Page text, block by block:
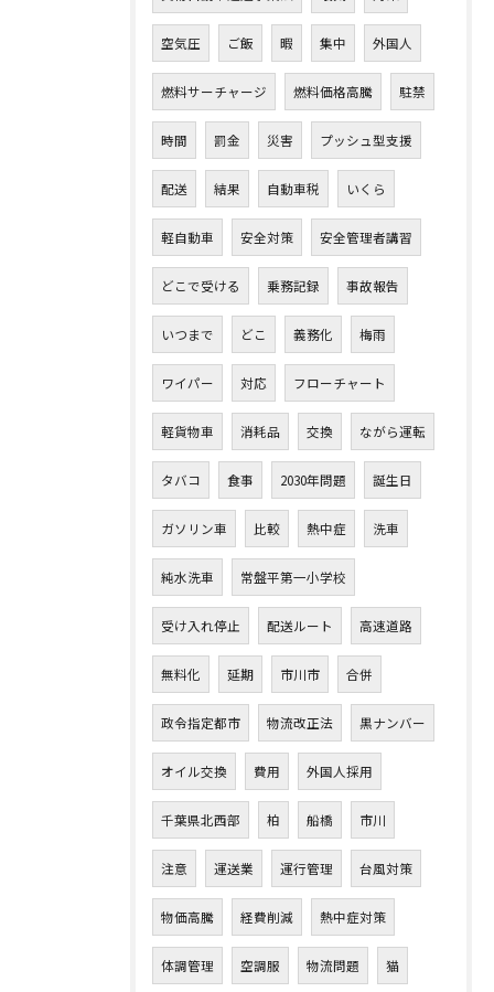
空気圧 ご飯 暇 集中 外国人
燃料サーチャージ 燃料価格高騰 駐禁
時間 罰金 災害 プッシュ型支援
配送 結果 自動車税 いくら
軽自動車 安全対策 安全管理者講習
どこで受ける 乗務記録 事故報告
いつまで どこ 義務化 梅雨
ワイパー 対応 フローチャート
軽貨物車 消耗品 交換 ながら運転
タバコ 食事 2030年問題 誕生日
ガソリン車 比較 熱中症 洗車
純水洗車 常盤平第一小学校
受け入れ停止 配送ルート 高速道路
無料化 延期 市川市 合併
政令指定都市 物流改正法 黒ナンバー
オイル交換 費用 外国人採用
千葉県北西部 柏 船橋 市川
注意 運送業 運行管理 台風対策
物価高騰 経費削減 熱中症対策
体調管理 空調服 物流問題 猫